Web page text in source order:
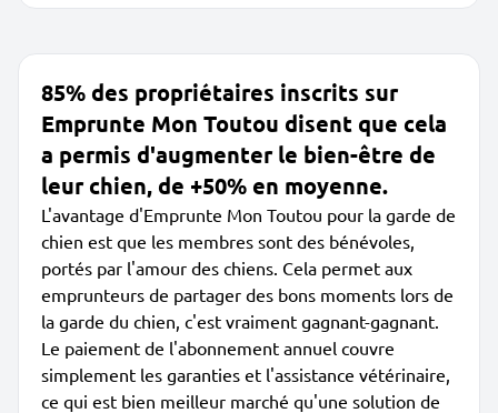
85% des propriétaires inscrits sur
Emprunte Mon Toutou disent que cela
a permis d'augmenter le bien-être de
leur chien, de +50% en moyenne.
L'avantage d'Emprunte Mon Toutou pour la garde de
chien est que les membres sont des bénévoles,
portés par l'amour des chiens. Cela permet aux
emprunteurs de partager des bons moments lors de
la garde du chien, c'est vraiment gagnant-gagnant.
Le paiement de l'abonnement annuel couvre
simplement les garanties et l'assistance vétérinaire,
ce qui est bien meilleur marché qu'une solution de